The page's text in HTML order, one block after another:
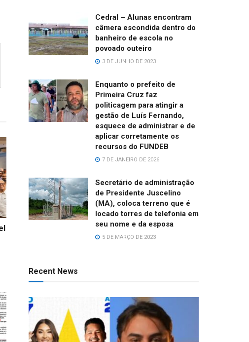
Cedral – Alunas encontram
câmera escondida dentro do
banheiro de escola no
povoado outeiro
3 DE JUNHO DE 2023
Enquanto o prefeito de
Primeira Cruz faz
politicagem para atingir a
gestão de Luís Fernando,
esquece de administrar e de
aplicar corretamente os
recursos do FUNDEB
7 DE JANEIRO DE 2026
Secretário de administração
de Presidente Juscelino
(MA), coloca terreno que é
locado torres de telefonia em
seu nome e da esposa
5 DE MARÇO DE 2023
Recent News